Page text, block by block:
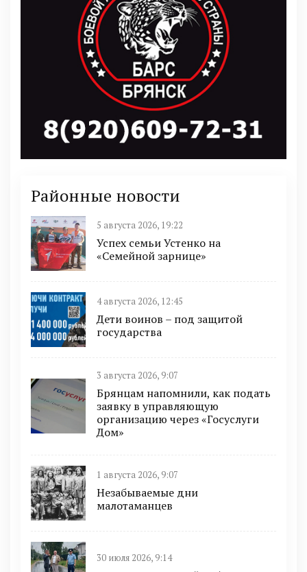
Районные новости
5 августа 2026, 19:22
Успех семьи Устенко на
«Семейной зарнице»
4 августа 2026, 12:45
Дети воинов – под защитой
государства
3 августа 2026, 9:07
Брянцам напомнили, как подать
заявку в управляющую
организацию через «Госуслуги
Дом»
1 августа 2026, 9:07
Незабываемые дни
малотаманцев
30 июля 2026, 9:14